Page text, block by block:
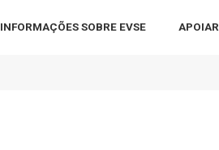
INFORMAÇÕES SOBRE EVSE APOIAR